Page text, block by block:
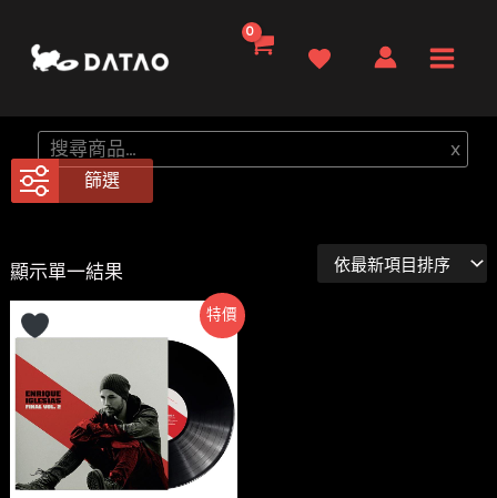
要
內
Menu
搜
尋
x
篩選
顯示單一結果
特價